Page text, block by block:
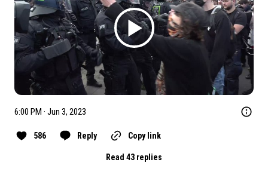
6:00 PM · Jun 3, 2023
586 Reply Copy link
Read 43 replies